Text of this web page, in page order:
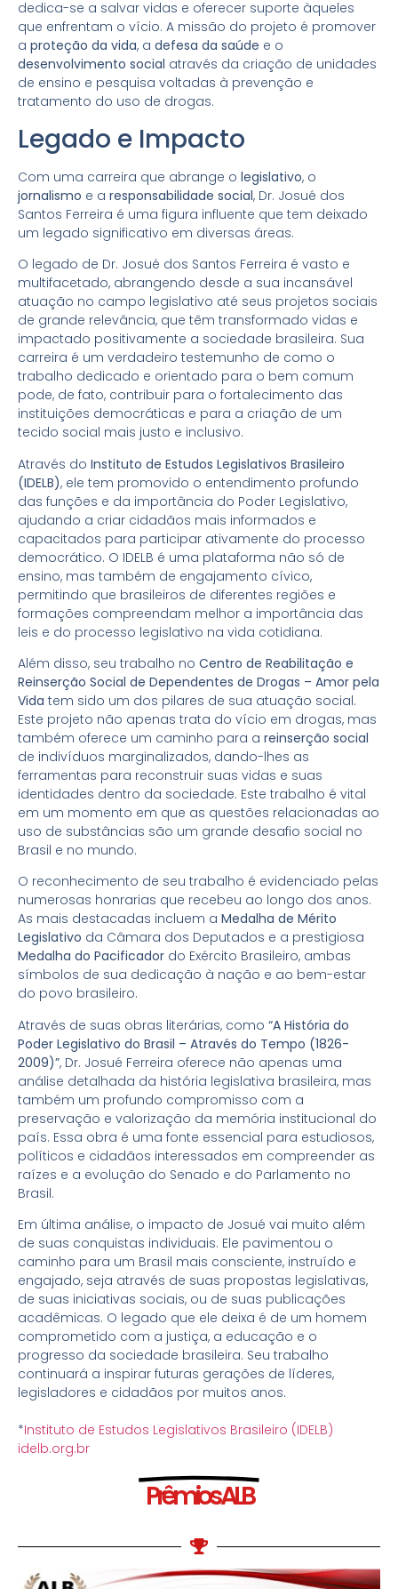
dedica-se a salvar vidas e oferecer suporte àqueles
que enfrentam o vício. A missão do projeto é promover
a proteção da vida, a defesa da saúde e o
desenvolvimento social através da criação de unidades
de ensino e pesquisa voltadas à prevenção e
tratamento do uso de drogas.
Legado e Impacto
Com uma carreira que abrange o legislativo, o
jornalismo e a responsabilidade social, Dr. Josué dos
Santos Ferreira é uma figura influente que tem deixado
um legado significativo em diversas áreas.
O legado de Dr. Josué dos Santos Ferreira é vasto e
multifacetado, abrangendo desde a sua incansável
atuação no campo legislativo até seus projetos sociais
de grande relevância, que têm transformado vidas e
impactado positivamente a sociedade brasileira. Sua
carreira é um verdadeiro testemunho de como o
trabalho dedicado e orientado para o bem comum
pode, de fato, contribuir para o fortalecimento das
instituições democráticas e para a criação de um
tecido social mais justo e inclusivo.
Através do Instituto de Estudos Legislativos Brasileiro
(IDELB), ele tem promovido o entendimento profundo
das funções e da importância do Poder Legislativo,
ajudando a criar cidadãos mais informados e
capacitados para participar ativamente do processo
democrático. O IDELB é uma plataforma não só de
ensino, mas também de engajamento cívico,
permitindo que brasileiros de diferentes regiões e
formações compreendam melhor a importância das
leis e do processo legislativo na vida cotidiana.
Além disso, seu trabalho no Centro de Reabilitação e
Reinserção Social de Dependentes de Drogas – Amor pela
Vida tem sido um dos pilares de sua atuação social.
Este projeto não apenas trata do vício em drogas, mas
também oferece um caminho para a reinserção social
de indivíduos marginalizados, dando-lhes as
ferramentas para reconstruir suas vidas e suas
identidades dentro da sociedade. Este trabalho é vital
em um momento em que as questões relacionadas ao
uso de substâncias são um grande desafio social no
Brasil e no mundo.
O reconhecimento de seu trabalho é evidenciado pelas
numerosas honrarias que recebeu ao longo dos anos.
As mais destacadas incluem a Medalha de Mérito
Legislativo da Câmara dos Deputados e a prestigiosa
Medalha do Pacificador do Exército Brasileiro, ambas
símbolos de sua dedicação à nação e ao bem-estar
do povo brasileiro.
Através de suas obras literárias, como “A História do
Poder Legislativo do Brasil – Através do Tempo (1826-
2009)”, Dr. Josué Ferreira oferece não apenas uma
análise detalhada da história legislativa brasileira, mas
também um profundo compromisso com a
preservação e valorização da memória institucional do
país. Essa obra é uma fonte essencial para estudiosos,
políticos e cidadãos interessados em compreender as
raízes e a evolução do Senado e do Parlamento no
Brasil.
Em última análise, o impacto de Josué vai muito além
de suas conquistas individuais. Ele pavimentou o
caminho para um Brasil mais consciente, instruído e
engajado, seja através de suas propostas legislativas,
de suas iniciativas sociais, ou de suas publicações
acadêmicas. O legado que ele deixa é de um homem
comprometido com a justiça, a educação e o
progresso da sociedade brasileira. Seu trabalho
continuará a inspirar futuras gerações de líderes,
legisladores e cidadãos por muitos anos.
*Instituto de Estudos Legislativos Brasileiro (IDELB)
idelb.org.br
Prêmios ALB